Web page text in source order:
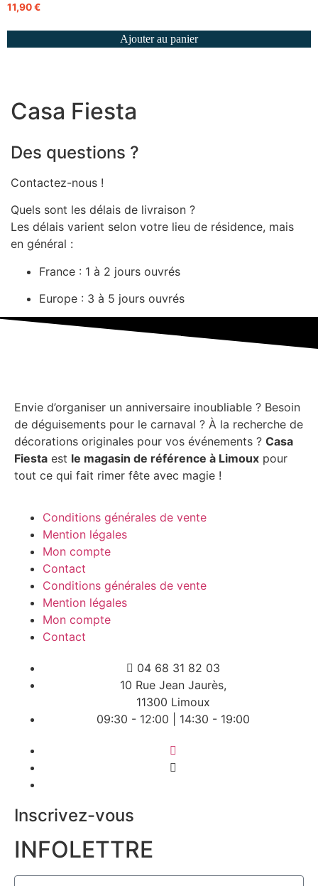
11,90€
Ajouter au panier
Casa Fiesta
Des questions ?
Contactez-nous !
Quels sont les délais de livraison ?
Les délais varient selon votre lieu de résidence, mais
en général :
France : 1 à 2 jours ouvrés
Europe : 3 à 5 jours ouvrés
Envie d’organiser un anniversaire inoubliable ? Besoin
de déguisements pour le carnaval ? À la recherche de
décorations originales pour vos événements ? Casa
Fiesta est le magasin de référence à Limoux pour
tout ce qui fait rimer fête avec magie !
Conditions générales de vente
Mention légales
Mon compte
Contact
Conditions générales de vente
Mention légales
Mon compte
Contact
04 68 31 82 03
10 Rue Jean Jaurès,
11300 Limoux
09:30 - 12:00 | 14:30 - 19:00
Inscrivez-vous
INFOLETTRE